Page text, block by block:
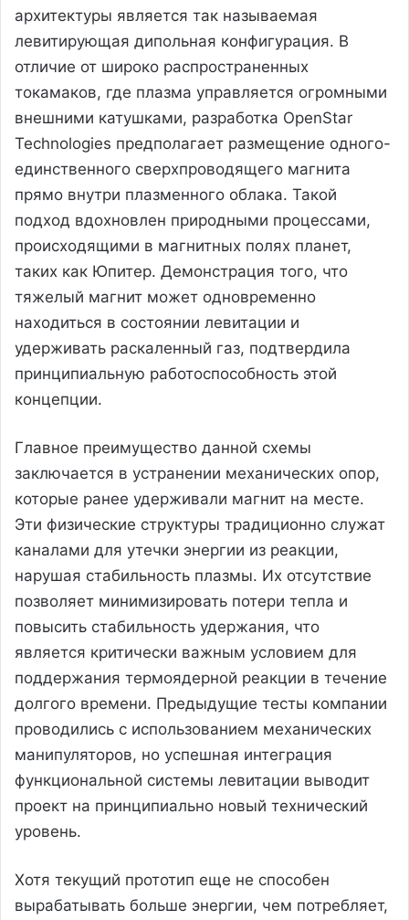
архитектуры является так называемая
левитирующая дипольная конфигурация. В
отличие от широко распространенных
токамаков, где плазма управляется огромными
внешними катушками, разработка OpenStar
Technologies предполагает размещение одного-
единственного сверхпроводящего магнита
прямо внутри плазменного облака. Такой
подход вдохновлен природными процессами,
происходящими в магнитных полях планет,
таких как Юпитер. Демонстрация того, что
тяжелый магнит может одновременно
находиться в состоянии левитации и
удерживать раскаленный газ, подтвердила
принципиальную работоспособность этой
концепции.
Главное преимущество данной схемы
заключается в устранении механических опор,
которые ранее удерживали магнит на месте.
Эти физические структуры традиционно служат
каналами для утечки энергии из реакции,
нарушая стабильность плазмы. Их отсутствие
позволяет минимизировать потери тепла и
повысить стабильность удержания, что
является критически важным условием для
поддержания термоядерной реакции в течение
долгого времени. Предыдущие тесты компании
проводились с использованием механических
манипуляторов, но успешная интеграция
функциональной системы левитации выводит
проект на принципиально новый технический
уровень.
Хотя текущий прототип еще не способен
вырабатывать больше энергии, чем потребляет,